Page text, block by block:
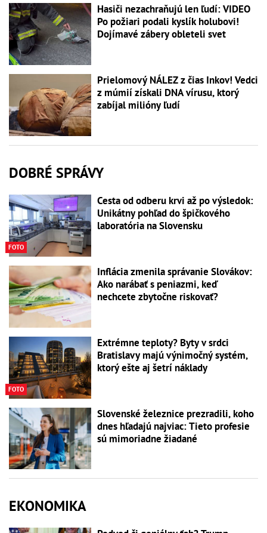
Hasiči nezachraňujú len ľudí: VIDEO
Po požiari podali kyslík holubovi!
Dojímavé zábery obleteli svet
Prielomový NÁLEZ z čias Inkov! Vedci
z múmií získali DNA vírusu, ktorý
zabíjal milióny ľudí
DOBRÉ SPRÁVY
FOTO
Cesta od odberu krvi až po výsledok:
Unikátny pohľad do špičkového
laboratória na Slovensku
Inflácia zmenila správanie Slovákov:
Ako narábať s peniazmi, keď
nechcete zbytočne riskovať?
FOTO
Extrémne teploty? Byty v srdci
Bratislavy majú výnimočný systém,
ktorý ešte aj šetrí náklady
Slovenské železnice prezradili, koho
dnes hľadajú najviac: Tieto profesie
sú mimoriadne žiadané
EKONOMIKA